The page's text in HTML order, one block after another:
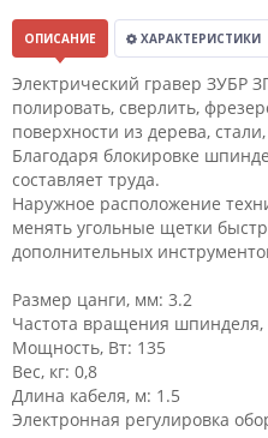
ОПИСАНИЕ ХАРАКТЕРИСТИКИ
Электрический гравер ЗУБР
полировать, сверлить,
поверхности из дерева,
Благодаря блокировке
составляет труда.
Наружное расположение
менять угольные щетки
дополнительных
Размер цанги, мм: 3.2
Частота вращения
Мощность, Вт: 135
Вес, кг: 0,8
Длина кабеля, м: 1.5
Электронная регулировка